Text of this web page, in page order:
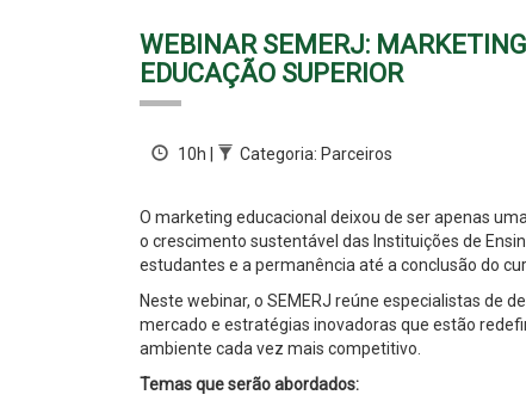
WEBINAR SEMERJ:
EDUCAÇÃO SUPERIOR
10h | Categoria: Parceiros
O marketing educacional deixou de ser apenas
o crescimento sustentável das Instituições de
estudantes e a permanência até a conclusão do
Neste webinar, o SEMERJ reúne especialistas de
mercado e estratégias inovadoras que estão
ambiente cada vez mais competitivo.
Temas que serão abordados: